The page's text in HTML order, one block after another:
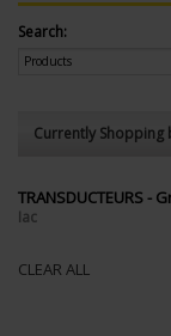
Search:
Currently Shopping
TRANSDUCTEURS
Iac
CLEAR ALL